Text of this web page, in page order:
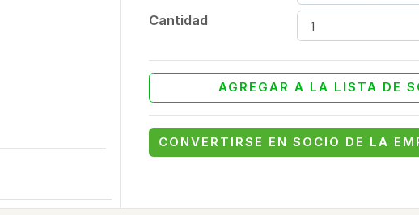
Cantidad
AGREGAR A LA LISTA DE
CONVERTIRSE EN SOCIO DE LA